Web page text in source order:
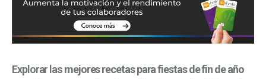
Explorar lasmejores recetas para fiestas de fin de año